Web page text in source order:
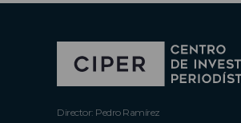
Director: Pedro Ramírez